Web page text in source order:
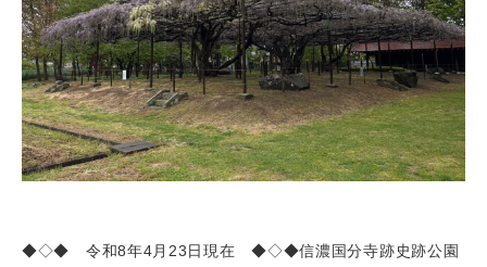
◆◇◆ 令和8年4月23日現在 ◆◇◆信濃国分寺跡史跡公園